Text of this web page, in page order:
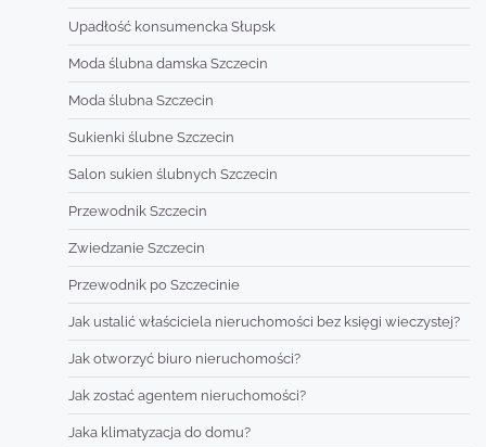
Upadłość konsumencka Słupsk
Moda ślubna damska Szczecin
Moda ślubna Szczecin
Sukienki ślubne Szczecin
Salon sukien ślubnych Szczecin
Przewodnik Szczecin
Zwiedzanie Szczecin
Przewodnik po Szczecinie
Jak ustalić właściciela nieruchomości bez księgi wieczystej?
Jak otworzyć biuro nieruchomości?
Jak zostać agentem nieruchomości?
Jaka klimatyzacja do domu?